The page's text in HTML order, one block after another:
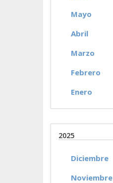
Mayo
Abril
Marzo
Febrero
Enero
2025
Diciembre
Noviembre